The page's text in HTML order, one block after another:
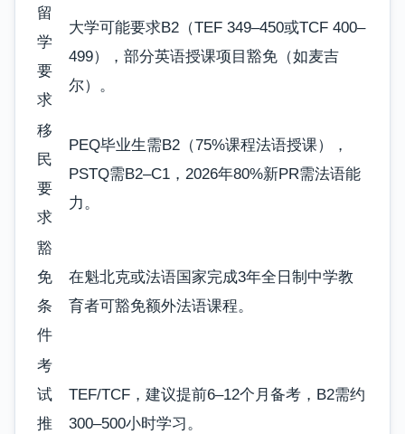
留
学
要
求
大学可能要求B2（TEF 349–450或TCF 400–
499），部分英语授课项目豁免（如麦吉
尔）。
移
民
要
求
PEQ毕业生需B2（75%课程法语授课），
PSTQ需B2–C1，2026年80%新PR需法语能
力。
豁
免
条
件
在魁北克或法语国家完成3年全日制中学教
育者可豁免额外法语课程。
考
试
推
TEF/TCF，建议提前6–12个月备考，B2需约
300–500小时学习。